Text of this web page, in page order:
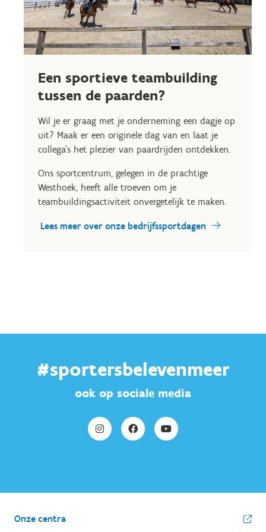
Een sportieve teambuilding
tussen de paarden?
Wil je er graag met je onderneming een dagje op
uit? Maak er een originele dag van en laat je
collega's het plezier van paardrijden ontdekken.
Ons sportcentrum, gelegen in de prachtige
Westhoek, heeft alle troeven om je
teambuildingsactiviteit onvergetelijk te maken.
Lees meer over onze bedrijfssportdagen
#sportersbelevenmeer
ook op sociale media
Onze centra